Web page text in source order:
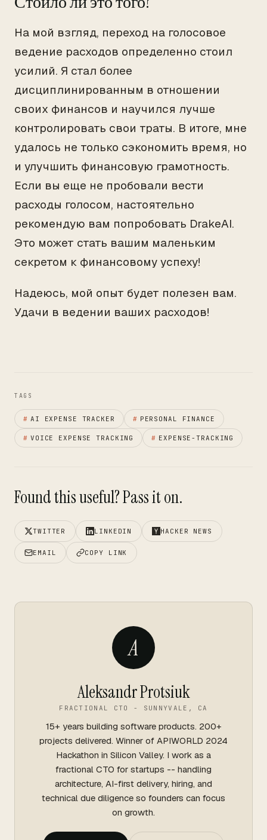
На мой взгляд, переход на голосовое
ведение расходов определенно стоил
усилий. Я стал более
дисциплинированным в отношении
своих финансов и научился лучше
контролировать свои траты. В итоге, мне
удалось не только сэкономить время, но
и улучшить финансовую грамотность.
Если вы еще не пробовали вести
расходы голосом, настоятельно
рекомендую вам попробовать DrakeAI.
Это может стать вашим маленьким
секретом к финансовому успеху!
Надеюсь, мой опыт будет полезен вам.
Удачи в ведении ваших расходов!
TAGS
# AI EXPENSE TRACKER # PERSONAL FINANCE
# VOICE EXPENSE TRACKING # EXPENSE-TRACKING
Found this useful? Pass it on.
TWITTER LINKEDIN HACKER NEWS
EMAIL COPY LINK
A
Aleksandr Protsiuk
FRACTIONAL CTO - SUNNYVALE, CA
15+ years building software products. 200+
projects delivered. Winner of APIWORLD 2024
Hackathon in Silicon Valley. I work as a
fractional CTO for startups -- handling
architecture, AI-first delivery, hiring, and
technical due diligence so founders can focus
on growth.